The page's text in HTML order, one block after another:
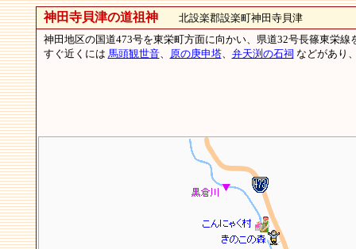
神田寺貝津の道祖神北設楽郡設楽町神田寺貝津
神田地区の国道473号を東栄町方面に向かい、県道32号長篠東栄
すぐ近くには 馬頭観世音、 原の庚申塔、 弁天渕の石祠 などがあり